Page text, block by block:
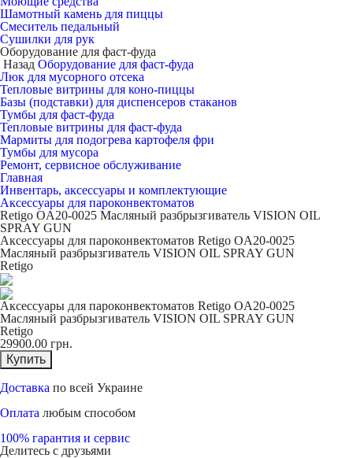
Шамотный камень для пиццы
Смеситель педальный
Сушилки для рук
Оборудование для фаст-фуда
Назад Оборудование для фаст-фуда
Люк для мусорного отсека
Тепловые витрины для коно-пиццы
Базы (подставки) для диспенсеров стаканов
Тумбы для фаст-фуда
Тепловые витрины для фаст-фуда
Мармиты для подогрева картофеля фри
Тумбы для мусора
Ремонт, сервисное обслуживание
Главная
Инвентарь, аксессуары и комплектующие
Аксессуары для пароконвектоматов
Retigo OA20-0025 Масляный разбрызгиватель VISION OIL
SPRAY GUN
Аксессуары для пароконвектоматов Retigo OA20-0025
Масляный разбрызгиватель VISION OIL SPRAY GUN
Retigo
Аксессуары для пароконвектоматов Retigo OA20-0025
Масляный разбрызгиватель VISION OIL SPRAY GUN
Retigo
29900.00 грн.
Купить
Доставка по всей Украине
Оплата любым способом
100% гарантия и сервис
Делитесь с друзьями